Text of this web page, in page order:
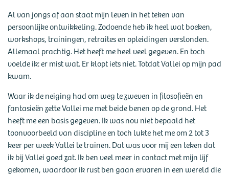
Al van jongs af aan staat mijn leven in het teken van
persoonlijke ontwikkeling. Zodoende heb ik heel wat boeken,
workshops, trainingen, retraites en opleidingen verslonden.
Allemaal prachtig. Het heeft me heel veel gegeven. En toch
voelde ik: er mist wat. Er klopt iets niet. Totdat Vallei op mijn pad
kwam.
Waar ik de neiging had om weg te zweven in filosofieën en
fantasieën zette Vallei me met beide benen op de grond. Het
heeft me een basis gegeven. Ik was nou niet bepaald het
toonvoorbeeld van discipline en toch lukte het me om 2 tot 3
keer per week Vallei te trainen. Dat was voor mij een teken dat
ik bij Vallei goed zat. Ik ben veel meer in contact met mijn lijf
gekomen, waardoor ik rust ben gaan ervaren in een wereld die